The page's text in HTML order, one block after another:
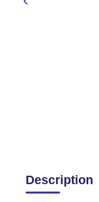
Description